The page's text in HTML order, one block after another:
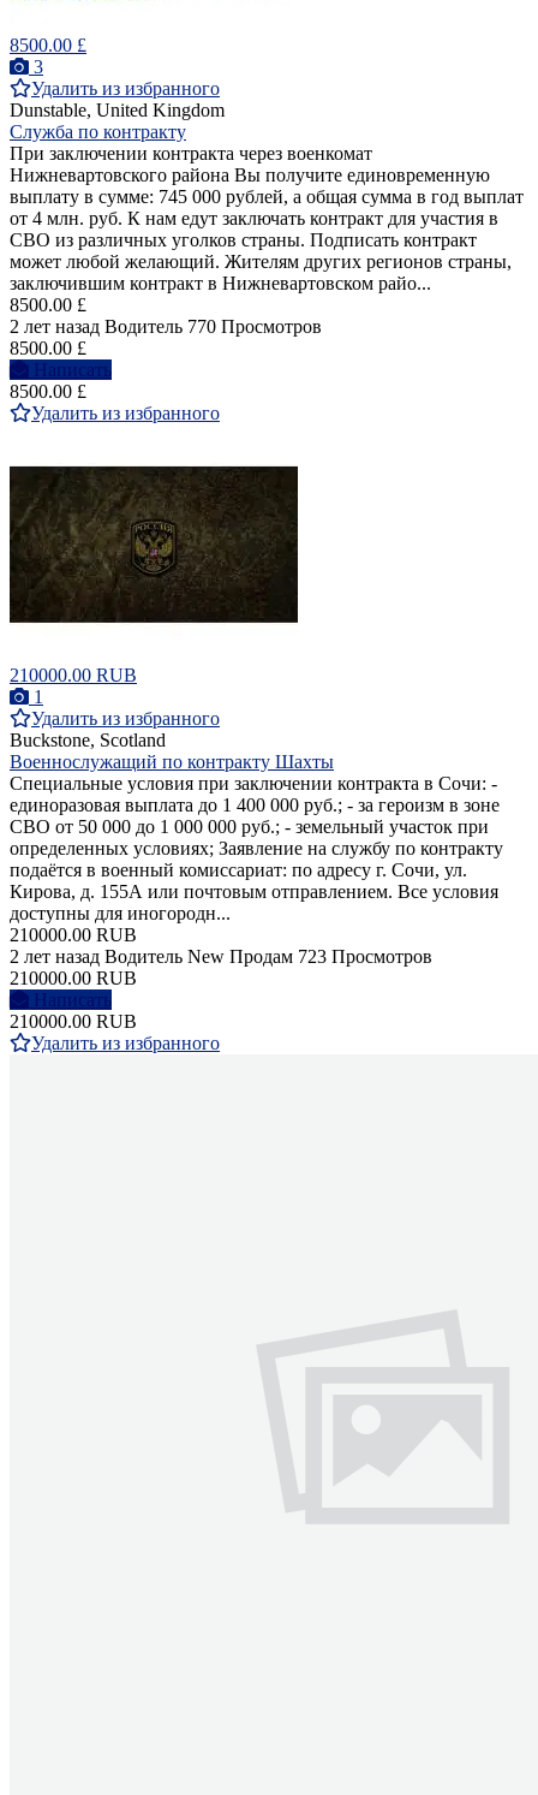
8500.00 £
3
Удалить из избранного
Dunstable, United Kingdom
Служба по контракту
При заключении контракта через военкомат
Нижневартовского района Вы получите единовременную
выплату в сумме: 745 000 рублей, а общая сумма в год выплат
от 4 млн. руб. К нам едут заключать контракт для участия в
СВО из различных уголков страны. Подписать контракт
может любой желающий. Жителям других регионов страны,
заключившим контракт в Нижневартовском райо...
8500.00 £
2 лет назад Водитель 770 Просмотров
8500.00 £
Написать
8500.00 £
Удалить из избранного
210000.00 RUB
1
Удалить из избранного
Buckstone, Scotland
Военнослужащий по контракту Шахты
Специальные условия при заключении контракта в Сочи: -
единоразовая выплата до 1 400 000 руб.; - за героизм в зоне
СВО от 50 000 до 1 000 000 руб.; - земельный участок при
определенных условиях; Заявление на службу по контракту
подаётся в военный комиссариат: по адресу г. Сочи, ул.
Кирова, д. 155А или почтовым отправлением. Все условия
доступны для иногородн...
210000.00 RUB
2 лет назад Водитель New Продам 723 Просмотров
210000.00 RUB
Написать
210000.00 RUB
Удалить из избранного